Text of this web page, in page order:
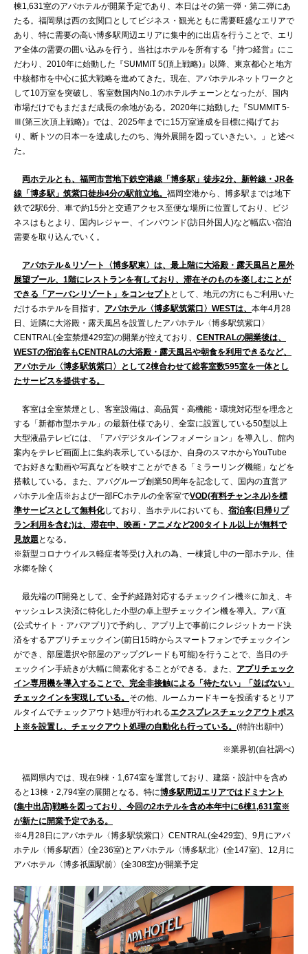
棟1,631室のアパホテルが開業予定であり、本日はその第一弾・第二弾にあ
たる。福岡県は西の玄関口としてビジネス・観光ともに需要旺盛なエリアで
あり、特に需要の高い博多駅周辺エリアに集中的に出店を行うことで、エリ
ア全体の需要の囲い込みを行う。当社はホテルを所有する『持つ経営』にこ
だわり、2010年に始動した『SUMMIT 5(頂上戦略)』以降、東京都心と地方
中核都市を中心に拡大戦略を進めてきた。現在、アパホテルネットワークと
して10万室を突破し、客室数国内No.1のホテルチェーンとなったが、国内
市場だけでもまだまだ成長の余地がある。2020年に始動した『SUMMIT 5-
Ⅲ(第三次頂上戦略)』では、2025年までに15万室達成を目標に掲げてお
り、断トツの日本一を達成したのち、海外展開を図っていきたい。」と述べ
た。
両ホテルとも、福岡市営地下鉄空港線「博多駅」徒歩2分、新幹線・JR各
線「博多駅」筑紫口徒歩4分の駅前立地。 福岡空港から、博多駅までは地下
鉄で2駅6分、車で約15分と交通アクセス至便な場所に位置しており、ビジ
ネスはもとより、国内レジャー、インバウンド(訪日外国人)など幅広い宿泊
需要を取り込んでいく。
アパホテル＆リゾート〈博多駅東〉は、最上階に大浴殿・露天風呂と屋外
展望プール、1階にレストランを有しており、滞在そのものを楽しむことが
できる「アーバンリゾート」をコンセプト として、地元の方にもご利用いた
だけるホテルを目指す。 アパホテル〈博多駅筑紫口〉WESTは、 本年4月28
日、近隣に大浴殿・露天風呂を設置したアパホテル〈博多駅筑紫口〉
CENTRAL(全室禁煙429室)の開業が控えており、 CENTRALの開業後は、
WESTの宿泊客もCENTRALの大浴殿・露天風呂や朝食を利用できるなど、
アパホテル〈博多駅筑紫口〉として2棟合わせて総客室数595室を一体とし
たサービスを提供する。
客室は全室禁煙とし、客室設備は、高品質・高機能・環境対応型を理念と
する「新都市型ホテル」の最新仕様であり、全室に設置している50型以上
大型液晶テレビには、「アパデジタルインフォメーション」を導入し、館内
案内をテレビ画面上に集約表示しているほか、自身のスマホからYouTube
でお好きな動画や写真などを映すことができる「ミラーリング機能」などを
搭載している。また、アパグループ創業50周年を記念して、国内の直営ア
パホテル全店※および一部FCホテルの全客室でVOD(有料チャンネル)を標
準サービスとして無料化しており、当ホテルにおいても、 宿泊客(日帰りプ
ラン利用を含む)は、滞在中、映画・アニメなど200タイトル以上が無料で
見放題 となる。
※新型コロナウイルス軽症者等受け入れの為、一棟貸し中の一部ホテル、佳
水郷を除く
最先端のIT開発として、全予約経路対応するチェックイン機※に加え、キ
ャッシュレス決済に特化した小型の卓上型チェックイン機を導入。アパ直
(公式サイト・アパアプリ)で予約し、アプリ上で事前にクレジットカード決
済をするアプリチェックイン(前日15時からスマートフォンでチェックイン
ができ、部屋選択や部屋のアップグレードも可能)を行うことで、当日のチ
ェックイン手続きが大幅に簡素化することができる。また、 アプリチェック
イン専用機を導入することで、完全非接触による「待たない」「並ばない」
チェックインを実現している。 その他、ルームカードキーを投函するとリア
ルタイムでチェックアウト処理が行われるエクスプレスチェックアウトポス
ト※を設置し、チェックアウト処理の自動化も行っている。 (特許出願中)
※業界初(自社調べ)
福岡県内では、現在9棟・1,674室を運営しており、建築・設計中を含め
ると13棟・2,794室の展開となる。特に博多駅周辺エリアではドミナント
(集中出店)戦略を図っており、今回の2ホテルを含め本年中に6棟1,631室※
が新たに開業予定である。
※4月28日にアパホテル〈博多駅筑紫口〉CENTRAL(全429室)、9月にアパ
ホテル〈博多駅西〉(全236室)とアパホテル〈博多駅北〉(全147室)、12月に
アパホテル〈博多祇園駅前〉(全308室)が開業予定